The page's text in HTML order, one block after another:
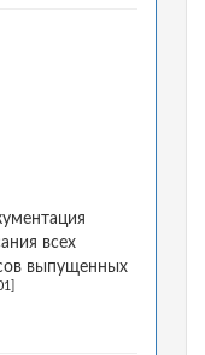
всех
выпущенных